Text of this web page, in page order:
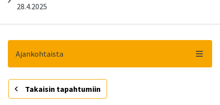
28.4.2025
Ajankohtaista
Takaisin tapahtumiin